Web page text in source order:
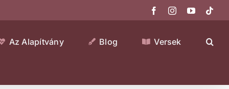
FacebookInstagram
YouTube
Az Alapítvány Blog Versek